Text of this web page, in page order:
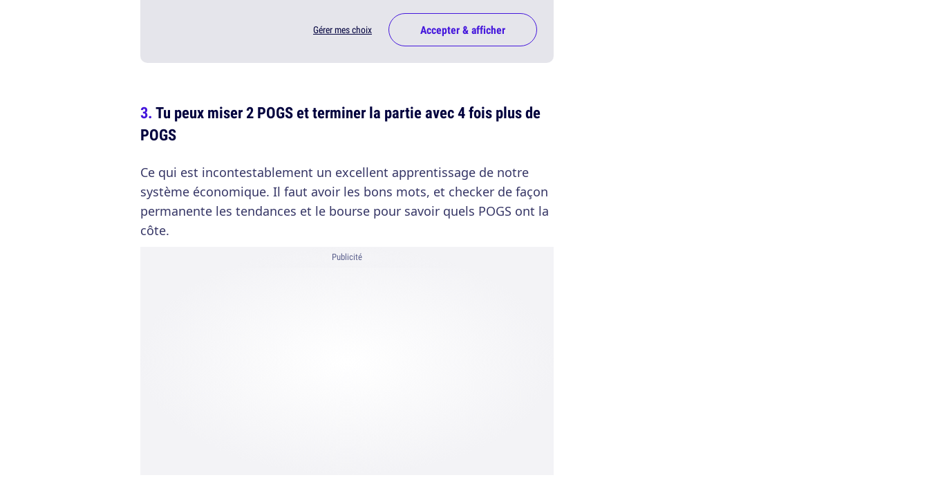
Gérer mes choix Accepter & afficher
Tu peux miser 2 POGS et terminer la partie avec 4 fois plus de
POGS
Ce qui est incontestablement un excellent apprentissage de notre
système économique. Il faut avoir les bons mots, et checker de façon
permanente les tendances et le bourse pour savoir quels POGS ont la
côte.
Publicité